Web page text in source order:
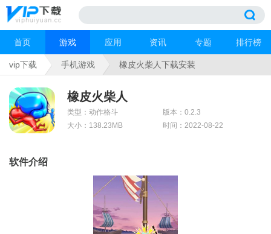
首页 游戏 应用 资讯 专题 排行榜
vip下载 手机游戏 橡皮火柴人下载安装
橡皮火柴人
类型：动作格斗
版本：0.2.3
大小：138.23MB
时间：2022-08-22
软件介绍